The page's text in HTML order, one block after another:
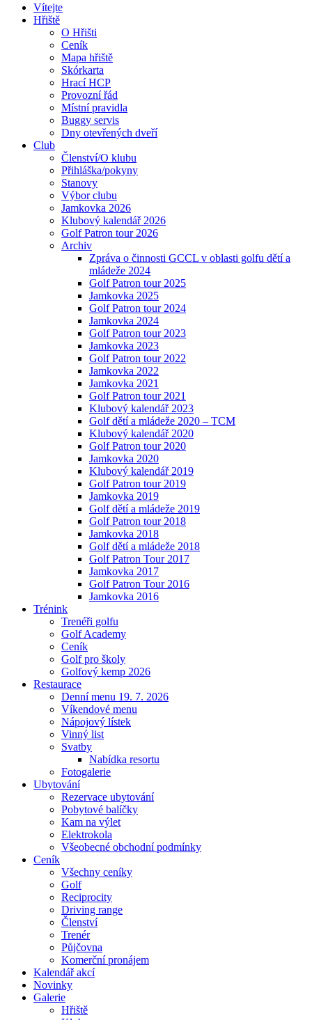
Vítejte
Hřiště
O Hřišti
Ceník
Mapa hřiště
Skórkarta
Hrací HCP
Provozní řád
Místní pravidla
Buggy servis
Dny otevřených dveří
Club
Členství/O klubu
Přihláška/pokyny
Stanovy
Výbor clubu
Jamkovka 2026
Klubový kalendář 2026
Golf Patron tour 2026
Archiv
Zpráva o činnosti GCCL v oblasti golfu dětí a
mládeže 2024
Golf Patron tour 2025
Jamkovka 2025
Golf Patron tour 2024
Jamkovka 2024
Golf Patron tour 2023
Jamkovka 2023
Golf Patron tour 2022
Jamkovka 2022
Jamkovka 2021
Golf Patron tour 2021
Klubový kalendář 2023
Golf dětí a mládeže 2020 – TCM
Klubový kalendář 2020
Golf Patron tour 2020
Jamkovka 2020
Klubový kalendář 2019
Golf Patron tour 2019
Jamkovka 2019
Golf dětí a mládeže 2019
Golf Patron tour 2018
Jamkovka 2018
Golf dětí a mládeže 2018
Golf Patron Tour 2017
Jamkovka 2017
Golf Patron Tour 2016
Jamkovka 2016
Trénink
Trenéři golfu
Golf Academy
Ceník
Golf pro školy
Golfový kemp 2026
Restaurace
Denní menu 19. 7. 2026
Víkendové menu
Nápojový lístek
Vinný list
Svatby
Nabídka resortu
Fotogalerie
Ubytování
Rezervace ubytování
Pobytové balíčky
Kam na výlet
Elektrokola
Všeobecné obchodní podmínky
Ceník
Všechny ceníky
Golf
Reciprocity
Driving range
Členství
Trenér
Půjčovna
Komerční pronájem
Kalendář akcí
Novinky
Galerie
Hřiště